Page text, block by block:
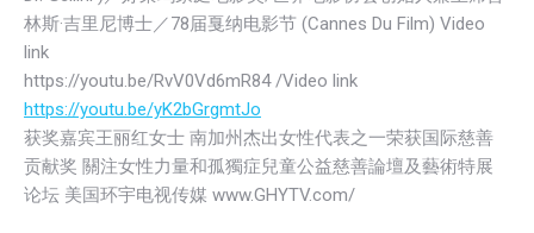
林斯·吉里尼博士／78届戛纳电影节 (Cannes Du Film) Video
link
https://youtu.be/RvV0Vd6mR84 /Video link
https://youtu.be/yK2bGrgmtJo
获奖嘉宾王丽红女士 南加州杰出女性代表之一荣获国际慈善
贡献奖 關注女性⼒量和孤獨症兒童公益慈善論壇及藝術特展
论坛 美国环宇电视传媒 www.GHYTV.com/